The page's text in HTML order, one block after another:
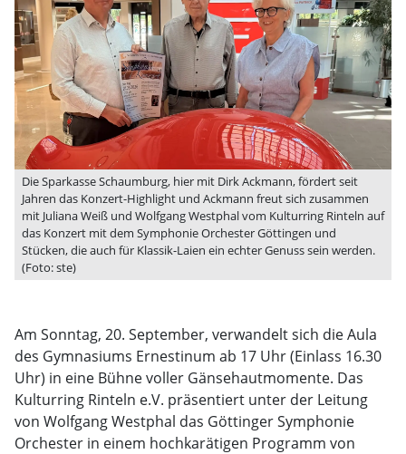
Die Sparkasse Schaumburg, hier mit Dirk Ackmann, fördert seit
Jahren das Konzert-Highlight und Ackmann freut sich zusammen
mit Juliana Weiß und Wolfgang Westphal vom Kulturring Rinteln auf
das Konzert mit dem Symphonie Orchester Göttingen und
Stücken, die auch für Klassik-Laien ein echter Genuss sein werden.
(Foto: ste)
Am Sonntag, 20. September, verwandelt sich die Aula
des Gymnasiums Ernestinum ab 17 Uhr (Einlass 16.30
Uhr) in eine Bühne voller Gänsehautmomente. Das
Kulturring Rinteln e.V. präsentiert unter der Leitung
von Wolfgang Westphal das Göttinger Symphonie
Orchester in einem hochkarätigen Programm von